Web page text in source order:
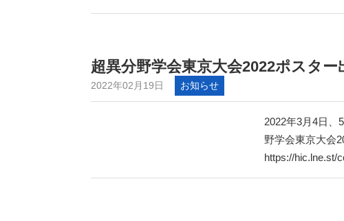
超異分野学会東京大会2022ポスター
2022年02月19日 お知らせ
2022年3月4日、
野学会東京大会
https://hic.lne.st/